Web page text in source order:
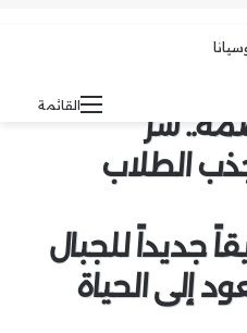
القائمة
سرّ
الطلاب
جديداً للجبال
إلى الحياة